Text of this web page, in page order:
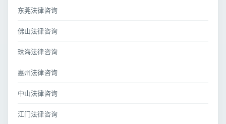
东莞法律咨询
佛山法律咨询
珠海法律咨询
惠州法律咨询
中山法律咨询
江门法律咨询